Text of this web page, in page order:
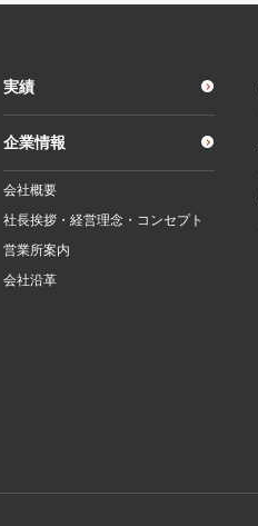
実績
企業情報
会社概要
社長挨拶・経営理念・コンセプト
営業所案内
会社沿革